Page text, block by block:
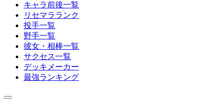
キャラ前後一覧
リセマラランク
投手一覧
野手一覧
彼女・相棒一覧
サクセス一覧
デッキメーカー
最強ランキング